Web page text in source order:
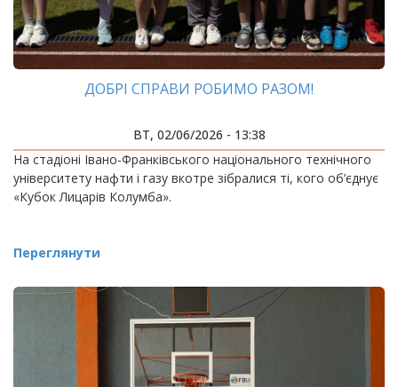
ДОБРІ СПРАВИ РОБИМО РАЗОМ!
ВТ, 02/06/2026 - 13:38
На стадіоні Івано-Франківського національного технічного
університету нафти і газу вкотре зібралися ті, кого об’єднує
«Кубок Лицарів Колумба».
Переглянути